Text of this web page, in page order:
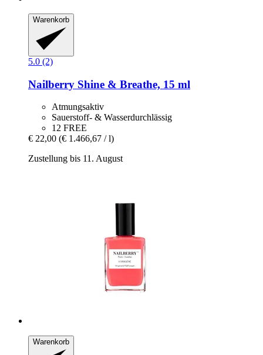
Warenkorb
5.0 (2)
Nailberry Shine & Breathe, 15 ml
Atmungsaktiv
Sauerstoff- & Wasserdurchlässig
12 FREE
€ 22,00 (€ 1.466,67 / l)
Zustellung bis 11. August
Warenkorb